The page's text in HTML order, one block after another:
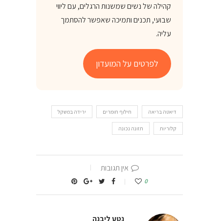
קהילה של נשים שמשנות הרגלים, עם ליווי
שבועי, תכנים ותמיכה שאפשר להסתמך
עליה.
לפרטים על המועדון
דיאטה בריאה חילוף חומרים ירידה במשקל
קלוריות תזונה נכונה
אין תגובות
0
נטע ליבנה